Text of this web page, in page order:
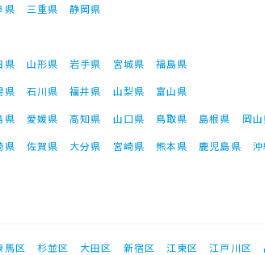
県 三重県
静岡県
県 山形県 岩手県 宮城県
福島県
県 石川県 福井県 山梨県
富山県
県 愛媛県 高知県 山口県 鳥取県 島根県 岡
県 佐賀県 大分県 宮崎県 熊本県 鹿児島県
馬区 杉並区 大田区 新宿区 江東区 江戸川区